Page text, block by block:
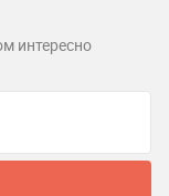
интересно